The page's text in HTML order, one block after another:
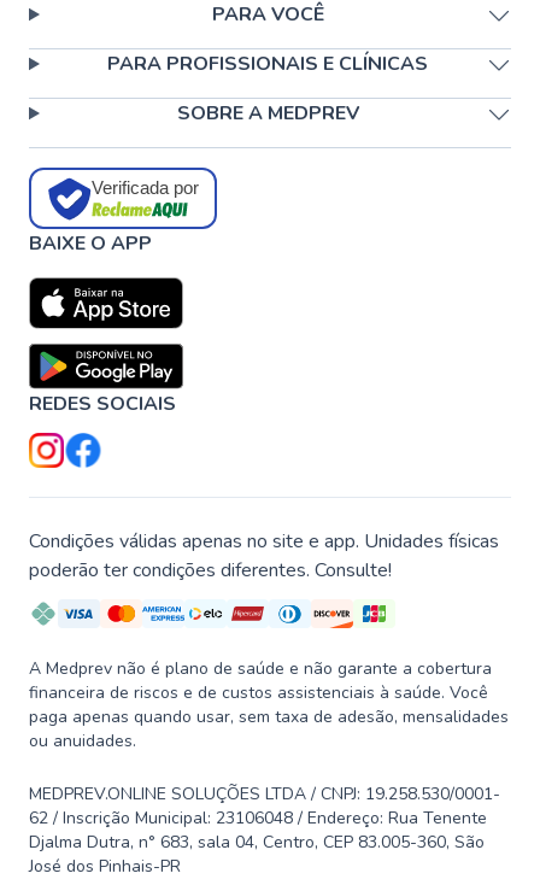
PARA VOCÊ
PARA PROFISSIONAIS E CLÍNICAS
SOBRE A MEDPREV
Verificada por
BAIXE O APP
REDES SOCIAIS
Condições válidas apenas no site e app. Unidades físicas
poderão ter condições diferentes. Consulte!
A Medprev não é plano de saúde e não garante a cobertura
financeira de riscos e de custos assistenciais à saúde. Você
paga apenas quando usar, sem taxa de adesão, mensalidades
ou anuidades.
MEDPREV.ONLINE SOLUÇÕES LTDA / CNPJ: 19.258.530/0001-
62 / Inscrição Municipal: 23106048 / Endereço: Rua Tenente
Djalma Dutra, n° 683, sala 04, Centro, CEP 83.005-360, São
José dos Pinhais-PR